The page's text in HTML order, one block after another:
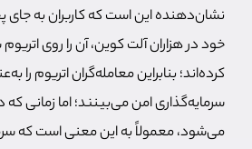
نشان‌دهنده این است که کاربران به
خود در هزاران آلت کوین، آن را روی
کرده‌اند؛ بنابراین معامله‌گران اتریوم را
سرمایه‌گذاری امن می‌بینند؛ اما زمانی
می‌شود، معمولاً به این معنی است که